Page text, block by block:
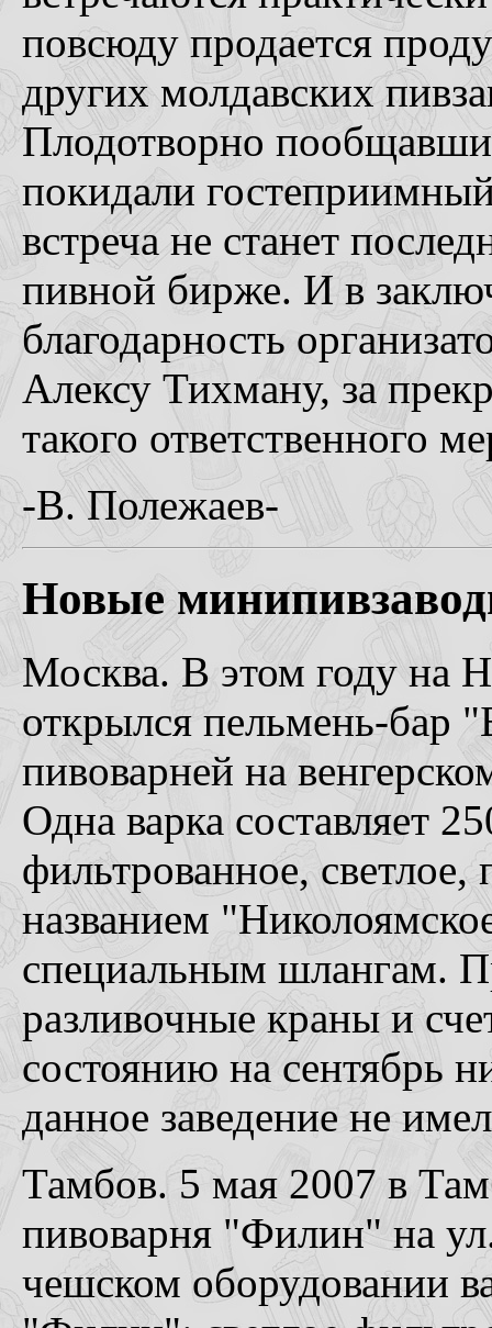
повсюду продается
других молдавских
Плодотворно
покидали
встреча не станет
пивной бирже. И в
благодарность
Алексу Тихману, за
такого ответственного
-В. Полежаев-
Новые
Москва. В этом году на
открылся пельмень-бар
пивоварней на
Одна варка составляет
фильтрованное,
названием
специальным шлангам.
разливочные краны и
состоянию на сентябрь
данное заведение не
Тамбов. 5 мая 2007 в
пивоварня "Филин" на
чешском оборудовании